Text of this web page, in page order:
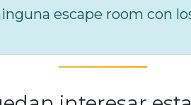
escape room con